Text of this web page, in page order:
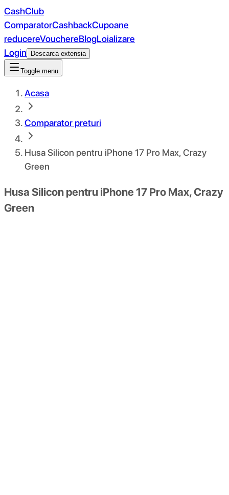
CashClub
ComparatorCashbackCupoane
reducereVouchereBlogLoializare
Login
Descarca extensia
Toggle menu
Acasa
Comparator preturi
Husa Silicon pentru iPhone 17 Pro Max, Crazy
Green
Husa Silicon pentru iPhone 17 Pro Max, Crazy
Green